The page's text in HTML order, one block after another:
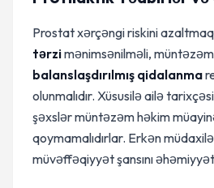
Prostat xərçəngi riskini
tərzimənimsənilməli,
balanslaşdırılmış qidalanma
olunmalıdır. Xüsusilə ailə
şəxslər müntəzəm həkim
qoymamalıdırlar. Erkən
müvəffəqiyyət şansını